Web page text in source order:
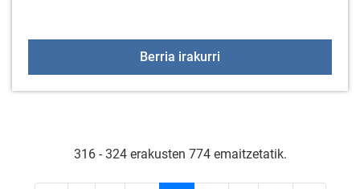
Berria irakurri
316 - 324 erakusten 774 emaitzetatik.